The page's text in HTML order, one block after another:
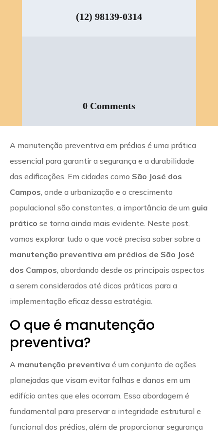
(12) 98139-0314
0 Comments
A manutenção preventiva em prédios é uma prática
essencial para garantir a segurança e a durabilidade
das edificações. Em cidades como São José dos
Campos , onde a urbanização e o crescimento
populacional são constantes, a importância de um guia
prático se torna ainda mais evidente. Neste post,
vamos explorar tudo o que você precisa saber sobre a
manutenção preventiva em prédios de São José
dos Campos , abordando desde os principais aspectos
a serem considerados até dicas práticas para a
implementação eficaz dessa estratégia.
O que é manutenção
preventiva?
A manutenção preventiva é um conjunto de ações
planejadas que visam evitar falhas e danos em um
edifício antes que eles ocorram. Essa abordagem é
fundamental para preservar a integridade estrutural e
funcional dos prédios, além de proporcionar segurança